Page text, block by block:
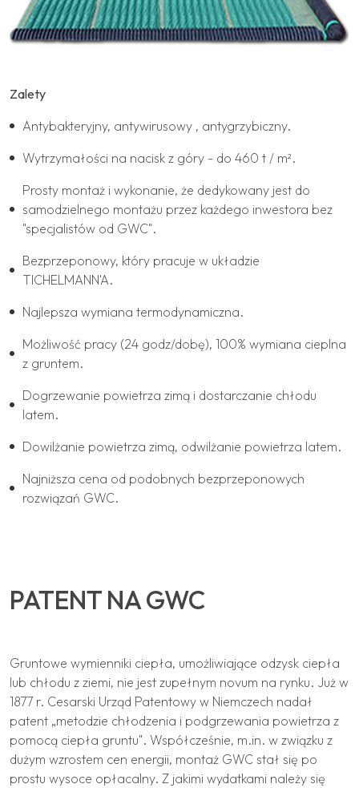
Zalety
Antybakteryjny, antywirusowy , antygrzybiczny.
Wytrzymałości na nacisk z góry - do 460 t / m².
Prosty montaż i wykonanie, że dedykowany jest do
samodzielnego montażu przez każdego inwestora bez
"specjalistów od GWC".
Bezprzeponowy, który pracuje w układzie
TICHELMANN'A.
Najlepsza wymiana termodynamiczna.
Możliwość pracy (24 godz/dobę), 100% wymiana cieplna
z gruntem.
Dogrzewanie powietrza zimą i dostarczanie chłodu
latem.
Dowilżanie powietrza zimą, odwilżanie powietrza latem.
Najniższa cena od podobnych bezprzeponowych
rozwiązań GWC.
PATENT NA GWC
Gruntowe wymienniki ciepła, umożliwiające odzysk ciepła
lub chłodu z ziemi, nie jest zupełnym novum na rynku. Już w
1877 r. Cesarski Urząd Patentowy w Niemczech nadał
patent „metodzie chłodzenia i podgrzewania powietrza z
pomocą ciepła gruntu". Współcześnie, m.in. w związku z
dużym wzrostem cen energii, montaż GWC stał się po
prostu wysoce opłacalny. Z jakimi wydatkami należy się